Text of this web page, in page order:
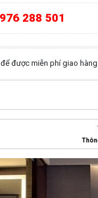
288 501
để được miễn phí giao